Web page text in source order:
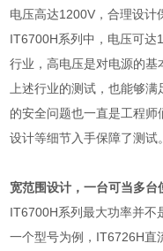
电压高达1200V，合理设计
IT6700H系列中，电压可达
行业，高电压是对电源的基
上述行业的测试，也能够
的安全问题也一直是工程
设计等细节入手保障了测试。
宽范围设计，一台可当多台
IT6700H系列最大功率并不
一个型号为例， IT6726H直